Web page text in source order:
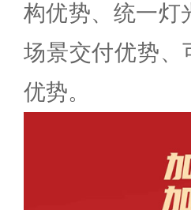
构优势、统一灯
场景交付优势、
优势。